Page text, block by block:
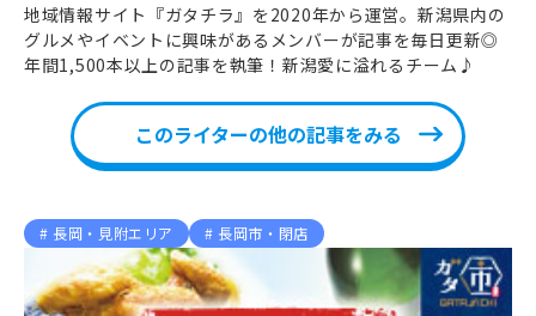
地域情報サイト『ガタチラ』を2020年から運営。新潟県内の
グルメやイベントに興味があるメンバーが記事を毎日更新◎
年間1,500本以上の記事を執筆！新潟愛に溢れるチーム♪
このライターの他の記事をみる
長岡・見附エリア 長岡市・閉店